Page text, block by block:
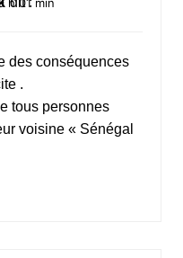
des conséquences
.
tous personnes
voisine « Sénégal